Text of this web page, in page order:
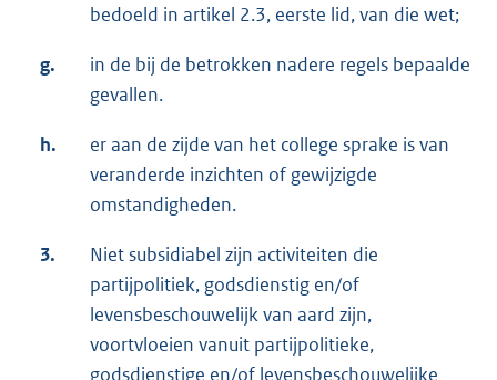
bedoeld in artikel 2.3, eerste lid, van die wet;
g.
in de bij de betrokken nadere regels bepaalde
gevallen.
h.
er aan de zijde van het college sprake is van
veranderde inzichten of gewijzigde
omstandigheden.
3.
Niet subsidiabel zijn activiteiten die
partijpolitiek, godsdienstig en/of
levensbeschouwelijk van aard zijn,
voortvloeien vanuit partijpolitieke,
godsdienstige en/of levensbeschouwelijke